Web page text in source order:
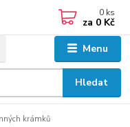
Menu
Hledat
0 ks
za 0 Kč
krámků